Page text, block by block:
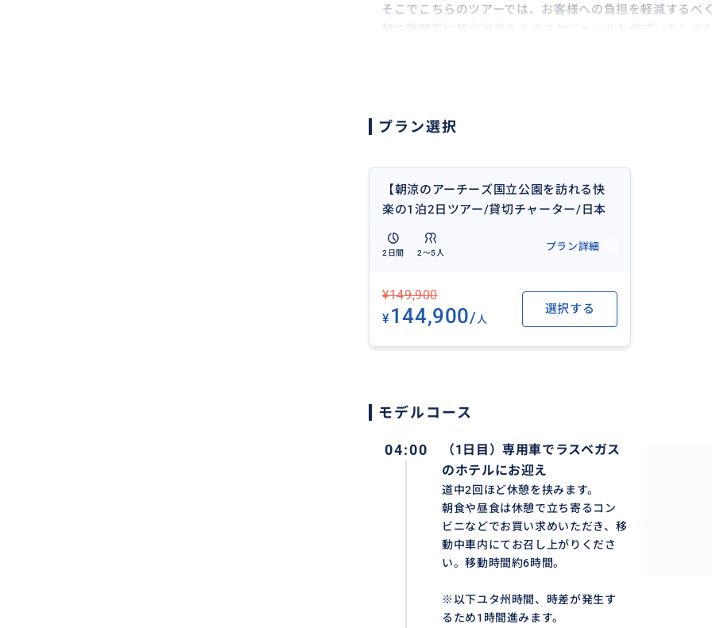
そこでこちらのツアーでは、お客様への負担を軽減するべ
賞をも組み入れた、正にアーチーズ国立公園を100%満喫
※ アーチーズ国立公園（朝日鑑賞）
※ キャニオンランズ国立公園
※ デッドホースポイント州立公園
★各地入場料込み
《宿泊先》
ユタ州モアブ：River Canyon Lodgeまたは同等クラス
基本プライベートガイドも同ホテルに宿泊させていただき
ください。
食事は一切含まれておりませんので各自でお願いいたしま
ストランはプライベートガイドがご案内いたします。
完全プライベートツアーとなっておりますので、お客様の
変にご対応させていただきます。
プラン選択
【朝涼のアーチーズ国立公園を訪れる快
楽の1泊2日ツアー/貸切チャーター/日本
語ガイド】アーチーズ国立公園(朝日鑑賞
付き)、キャニオンランズ国立公園、デッ
レー州立公園
2日間 2〜5人
プラン詳細
¥149,900
¥144,900/人
選択する
モデルコース
04:00
（1日目）専用車でラスベガス
のホテルにお迎え
道中2回ほど休憩を挟みます。
朝食や昼食は休憩で立ち寄るコン
ビニなどでお買い求めいただき、移
動中車内にてお召し上がりくださ
い。移動時間約6時間。
※以下ユタ州時間、時差が発生す
るため1時間進みます。